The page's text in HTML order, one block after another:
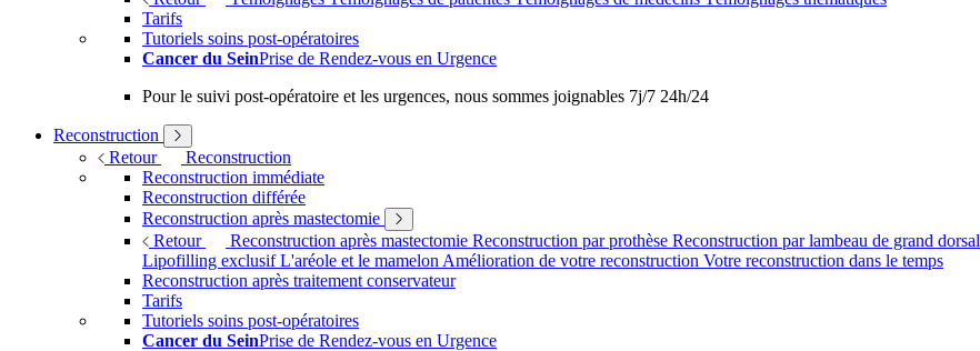
Tarifs
Tutoriels soins post-opératoires
Cancer du SeinPrise de Rendez-vous en Urgence
Pour le suivi post-opératoire et les urgences, nous sommes joignables 7j/7 24h/24
Reconstruction
Retour
Reconstruction
Reconstruction immédiate
Reconstruction différée
Reconstruction après mastectomie
Retour
Reconstruction après mastectomie Reconstruction par prothèse Reconstruction par lambeau de grand dorsal
Lipofilling exclusifL'aréole et le mamelon Amélioration de votre reconstruction Votre reconstruction dans le temps
Reconstruction après traitement conservateur
Tarifs
Tutoriels soins post-opératoires
Cancer du SeinPrise de Rendez-vous en Urgence